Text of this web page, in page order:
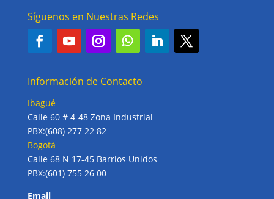
Síguenos en Nuestras Redes
Información de Contacto
Ibagué
Calle 60 # 4-48 Zona Industrial
PBX:(608) 277 22 82
Bogotá
Calle 68 N 17-45 Barrios Unidos
PBX:(601) 755 26 00
Email